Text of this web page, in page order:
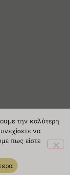
την καλύτερη
να
πως είστε